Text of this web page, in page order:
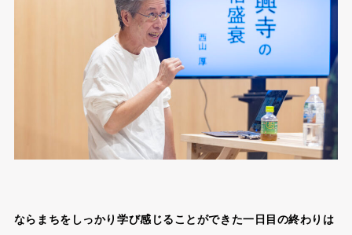
ならまちをしっかり学び感じることができた一日目の終わりは